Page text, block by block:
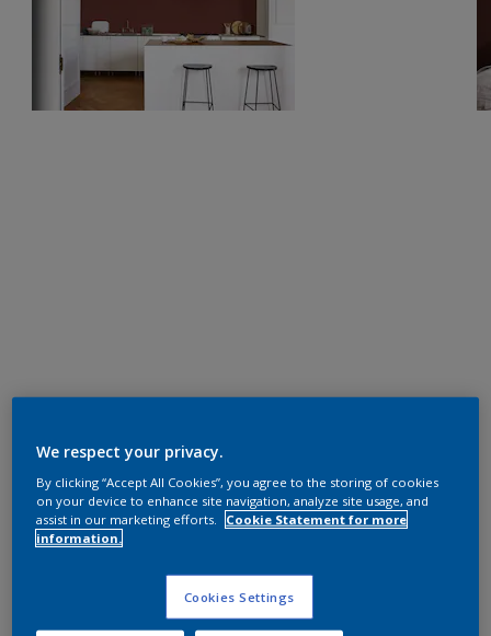
We respect your privacy.
By clicking “Accept All Cookies”, you agree to the storing of cookies
on your device to enhance site navigation, analyze site usage, and
assist in our marketing efforts.
Cookie Statement for more
information.
Cookies Settings